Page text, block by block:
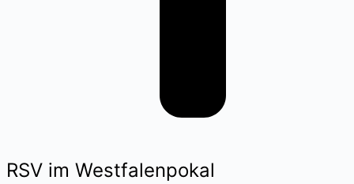
RSV im Westfalenpokal